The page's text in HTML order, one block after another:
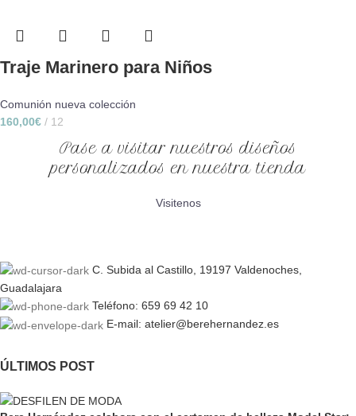
Traje Marinero para Niños
Comunión nueva colección
160,00€ 12
Pase a visitar nuestros diseños
personalizados en nuestra tienda
Visitenos
C. Subida al Castillo, 19197 Valdenoches,
Guadalajara
Teléfono: 659 69 42 10
E-mail: atelier@berehernandez.es
ÚLTIMOS POST